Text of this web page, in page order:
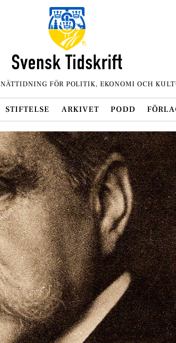
FÖR POLITIK, EKONOMI OCH
STIFTELSE ARKIVET PODD